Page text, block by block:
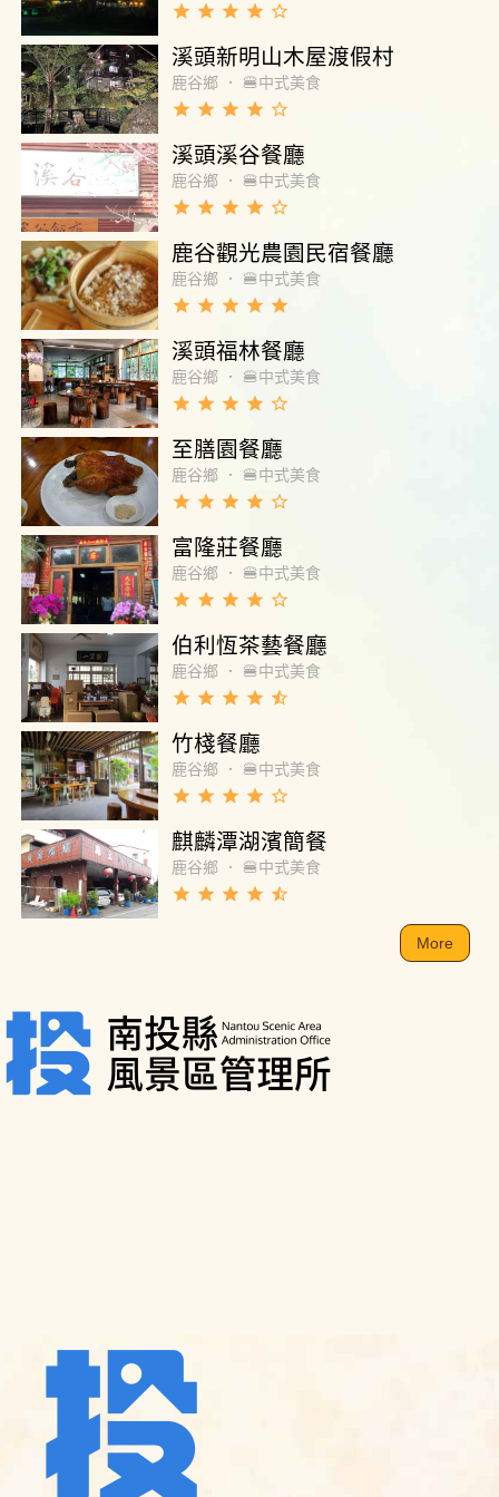
grade grade grade grade star_border
溪頭新明山木屋渡假村
鹿谷鄉 ． 🍔中式美食
grade grade grade grade star_border
溪頭溪谷餐廳
鹿谷鄉 ． 🍔中式美食
grade grade grade grade star_border
鹿谷觀光農園民宿餐廳
鹿谷鄉 ． 🍔中式美食
grade grade grade grade grade
溪頭福林餐廳
鹿谷鄉 ． 🍔中式美食
grade grade grade grade star_border
至膳園餐廳
鹿谷鄉 ． 🍔中式美食
grade grade grade grade star_border
富隆莊餐廳
鹿谷鄉 ． 🍔中式美食
grade grade grade grade star_border
伯利恆茶藝餐廳
鹿谷鄉 ． 🍔中式美食
grade grade grade grade star_half
竹棧餐廳
鹿谷鄉 ． 🍔中式美食
grade grade grade grade star_border
麒麟潭湖濱簡餐
鹿谷鄉 ． 🍔中式美食
grade grade grade grade star_half
More